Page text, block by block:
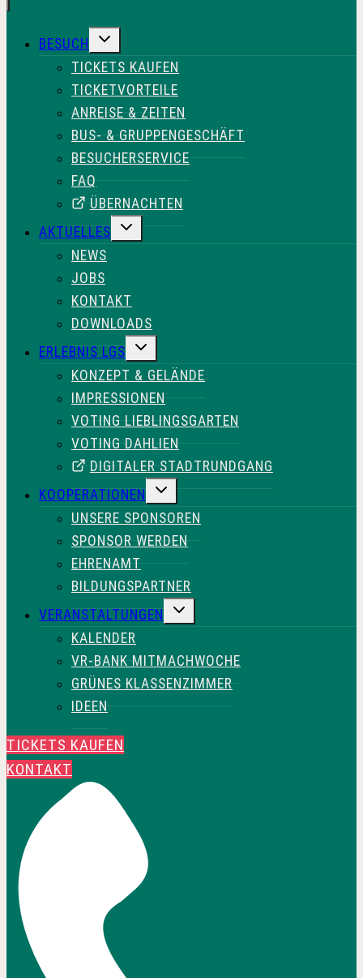
BESUCH
UNTERMENÜ
TICKETS KAUFEN
TICKETVORTEILE
ANREISE & ZEITEN
BUS- & GRUPPENGESCHÄFT
BESUCHERSERVICE
FAQ
ÜBERNACHTEN
AKTUELLES
UNTERMENÜ
NEWS
JOBS
KONTAKT
DOWNLOADS
ERLEBNIS LGS
UNTERMENÜ
KONZEPT & GELÄNDE
IMPRESSIONEN
VOTING LIEBLINGSGARTEN
VOTING DAHLIEN
DIGITALER STADTRUNDGANG
KOOPERATIONEN
UNTERMENÜ
UNSERE SPONSOREN
SPONSOR WERDEN
EHRENAMT
BILDUNGSPARTNER
VERANSTALTUNGEN
UNTERMENÜ
KALENDER
VR-BANK MITMACHWOCHE
GRÜNES KLASSENZIMMER
IDEEN
TICKETS KAUFEN
KONTAKT